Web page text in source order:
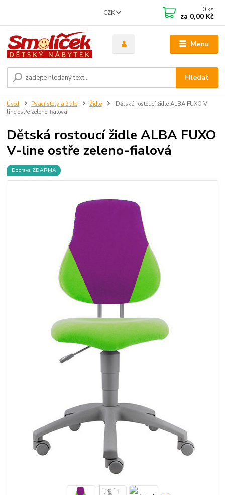
Menu
CZK
Hledat
0 ks
za 0,00 Kč
Úvod Psací stoly a židle Židle
Dětská rostoucí židle ALBA FUXO V-
line ostře zeleno-fialová
Dětská rostoucí židle ALBA FUXO
V-line ostře zeleno-fialová
Doprava ZDARMA